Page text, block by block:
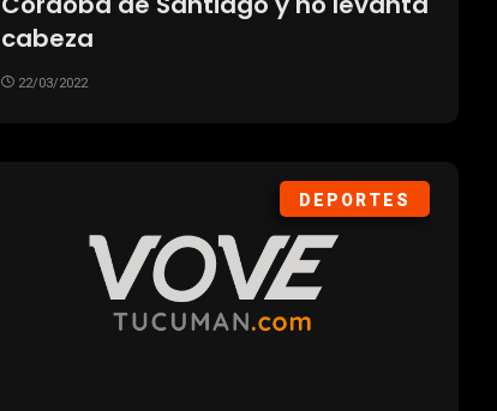
cabeza
22/03/2022
DEPORTES